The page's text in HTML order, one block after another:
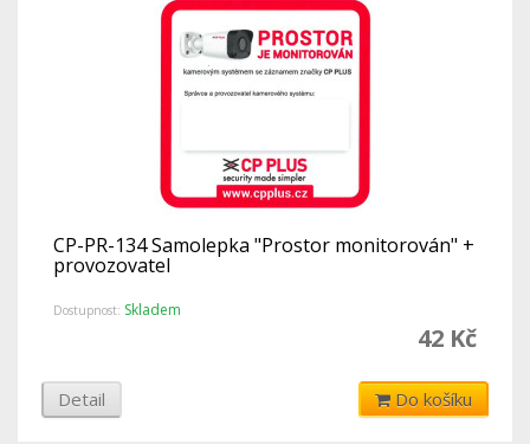
CP-PR-134 Samolepka "Prostor monitorován" +
provozovatel
Dostupnost: Skladem
42 Kč
Detail Do košíku